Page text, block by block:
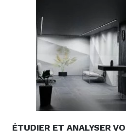
ÉTUDIER ET ANALYSER